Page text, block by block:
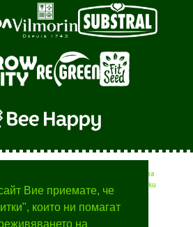
Вие приемате, че
които ни помагат
на
полезни съвети от професионалисти за
времето за различните селскостопански
за отглеждане на различни растения.